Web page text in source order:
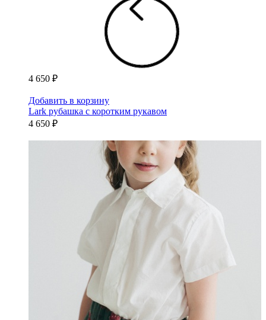
4 650 ₽
Добавить в корзину
Lark рубашка с коротким рукавом
4 650 ₽